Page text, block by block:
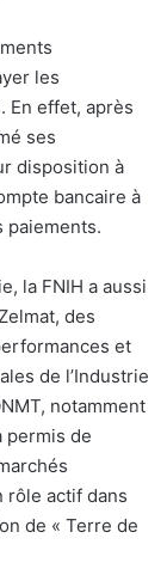
les
En effet, après
ses
disposition à
bancaire à
paiements.
la FNIH a aussi
des
et
de l’Industrie
notamment
permis de
rôle actif dans
de « Terre de